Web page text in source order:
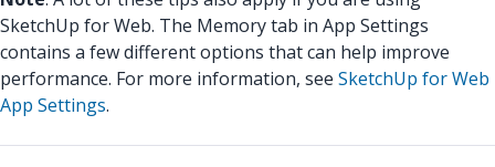
SketchUp for Web. The Memory tab in App Settings
contains a few different options that can help improve
performance. For more information, see SketchUp for Web
App Settings.